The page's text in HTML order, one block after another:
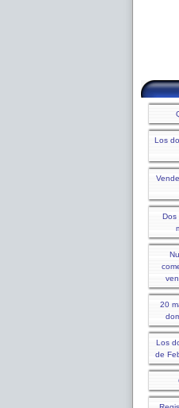
Los
Dos
20
Los
de